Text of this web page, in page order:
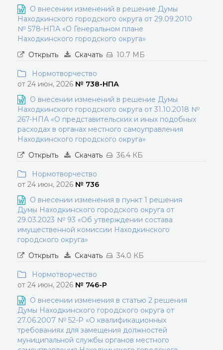
О внесении изменений в решение Думы
Находкинского городского округа от 29.09.2010
№ 578-НПА «О Генеральном плане
Находкинского городского округа»
Открыть
Скачать 10.7 МБ
Нормотворчество
от 24 июн, 2026 № 738-НПА
О внесении изменений в решение Думы
Находкинского городского округа от 31.10.2018 №
267-НПА «О представительских и иных подобных
расходах в органах местного самоуправления
Находкинского городского округа»
Открыть
Скачать 36.4 КБ
Нормотворчество
от 24 июн, 2026 № 736
О внесении изменения в пункт 1 решения
Думы Находкинского городского округа от
29.03.2023 № 93 «Об утверждении состава
имущественной комиссии Находкинского
городского округа»
Открыть
Скачать 34.0 КБ
Нормотворчество
от 24 июн, 2026 № 746-Р
О внесении изменения в статью 2 решения
Думы Находкинского городского округа от
27.06.2007 № 52-Р «О квалификационных
требованиях для замещения должностей
муниципальной службы органов местного